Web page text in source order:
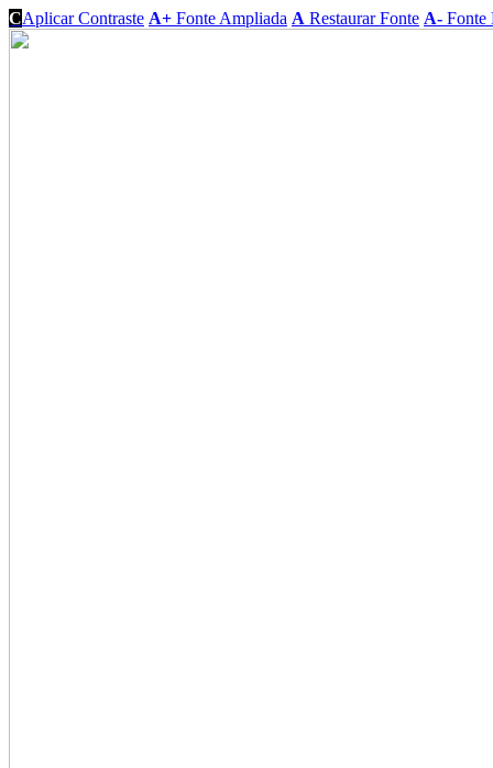
CAplicar Contraste A+ Fonte Ampliada A Restaurar Fonte A- Fonte